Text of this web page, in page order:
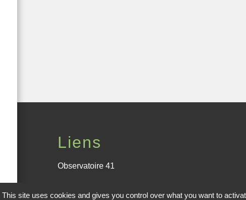
Liens
Observatoire 41
This site uses cookies and gives you control over what you want to